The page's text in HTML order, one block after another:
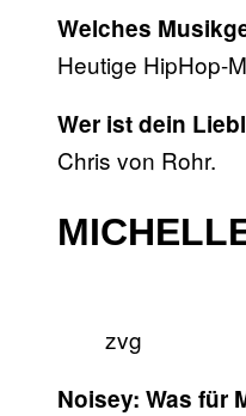
Welches
Heutige HipHop-
Wer ist dein
Chris von Rohr.
zvg
Noisey: Was für